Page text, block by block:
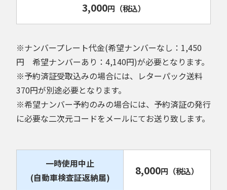
3,000円 （税込）
※ナンバープレート代金(希望ナンバーなし：1,450
円 希望ナンバーあり：4,140円)が必要となります。
※予約済証受取込みの場合には、レターパック送料
370円が別途必要となります。
※希望ナンバー予約のみの場合には、予約済証の発行
に必要な二次元コードをメールにてお送り致します。
一時使用中止
(自動車検査証返納届)
8,000円 （税込）